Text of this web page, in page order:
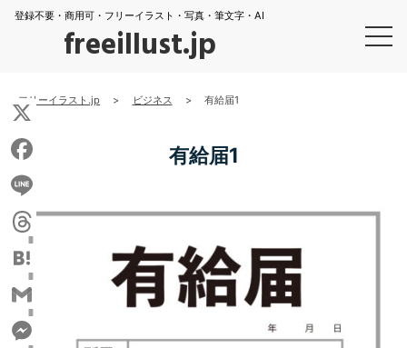
登録不要・商用可・フリーイラスト・写真・筆文字・AI
freeillust.jp
フリーイラスト.jp > ビジネス > 有給届1
有給届1
X
Facebook
Line
Threads
Hatena
Gmail